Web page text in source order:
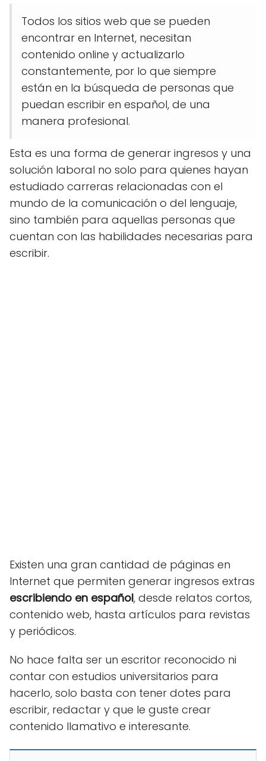
Todos los sitios web que se pueden
encontrar en Internet, necesitan
contenido online y actualizarlo
constantemente, por lo que siempre
están en la búsqueda de personas que
puedan escribir en español, de una
manera profesional.
Esta es una forma de generar ingresos y una
solución laboral no solo para quienes hayan
estudiado carreras relacionadas con el
mundo de la comunicación o del lenguaje,
sino también para aquellas personas que
cuentan con las habilidades necesarias para
escribir.
Existen una gran cantidad de páginas en
Internet que permiten generar ingresos extras
escribiendo en español, desde relatos cortos,
contenido web, hasta artículos para revistas
y periódicos.
No hace falta ser un escritor reconocido ni
contar con estudios universitarios para
hacerlo, solo basta con tener dotes para
escribir, redactar y que le guste crear
contenido llamativo e interesante.